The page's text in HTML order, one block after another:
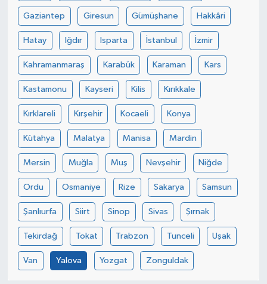
Gaziantep Giresun Gümüşhane Hakkâri
Hatay Iğdır Isparta İstanbul İzmir
Kahramanmaraş Karabük Karaman Kars
Kastamonu Kayseri Kilis Kırıkkale
Kırklareli Kırşehir Kocaeli Konya
Kütahya Malatya Manisa Mardin
Mersin Muğla Muş Nevşehir Niğde
Ordu Osmaniye Rize Sakarya Samsun
Şanlıurfa Siirt Sinop Sivas Şırnak
Tekirdağ Tokat Trabzon Tunceli Uşak
Van Yalova Yozgat Zonguldak